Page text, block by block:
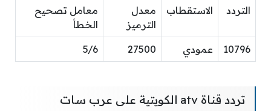
التردد الاستقطاب
معدل
الترميز
معامل تصحيح
الخطأ
10796 عمودي 27500
5/6
تردد قناة atv الكويتية على عرب سات